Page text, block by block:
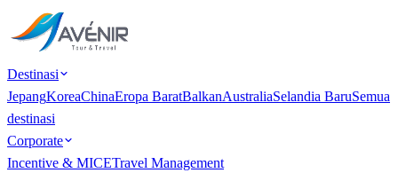
Destinasi
JepangKoreaChinaEropa BaratBalkanAustraliaSelandia BaruSemua
destinasi
Corporate
Incentive & MICETravel Management